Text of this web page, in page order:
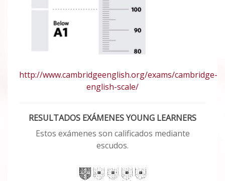
http://www.cambridgeenglish.org/exams/cambridge-
english-scale/
RESULTADOS EXÁMENES YOUNG LEARNERS
Estos exámenes son calificados mediante
escudos.